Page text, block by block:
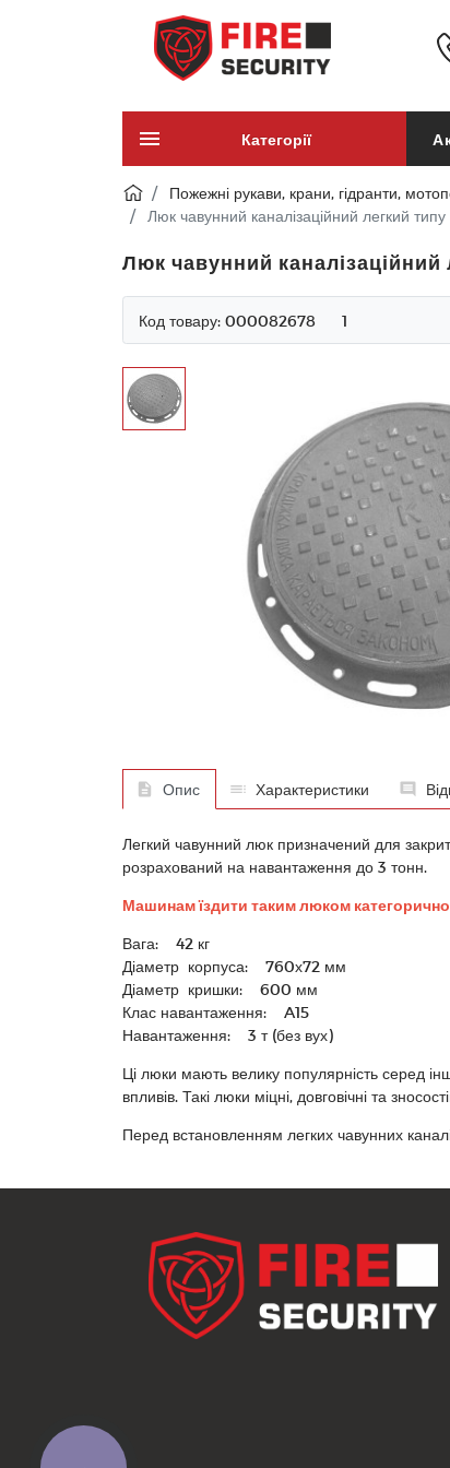
Категорії
Пожежні рукави, крани, гідранти,
Люк чавунний каналізаційний легкий
Люк чавунний
Код товару: 000082678 1
Опис Характеристики
Легкий чавунний люк призначений для
розрахований на навантаження до 3 тонн.
Машинам їздити таким люком
Вага: 42 кг
Діаметр корпуса: 760х72 мм
Діаметр кришки: 600 мм
Клас навантаження: A15
Навантаження: 3 т (без вух)
Ці люки мають велику популярність серед
впливів. Такі люки міцні, довговічні та
Перед встановленням легких чавунних